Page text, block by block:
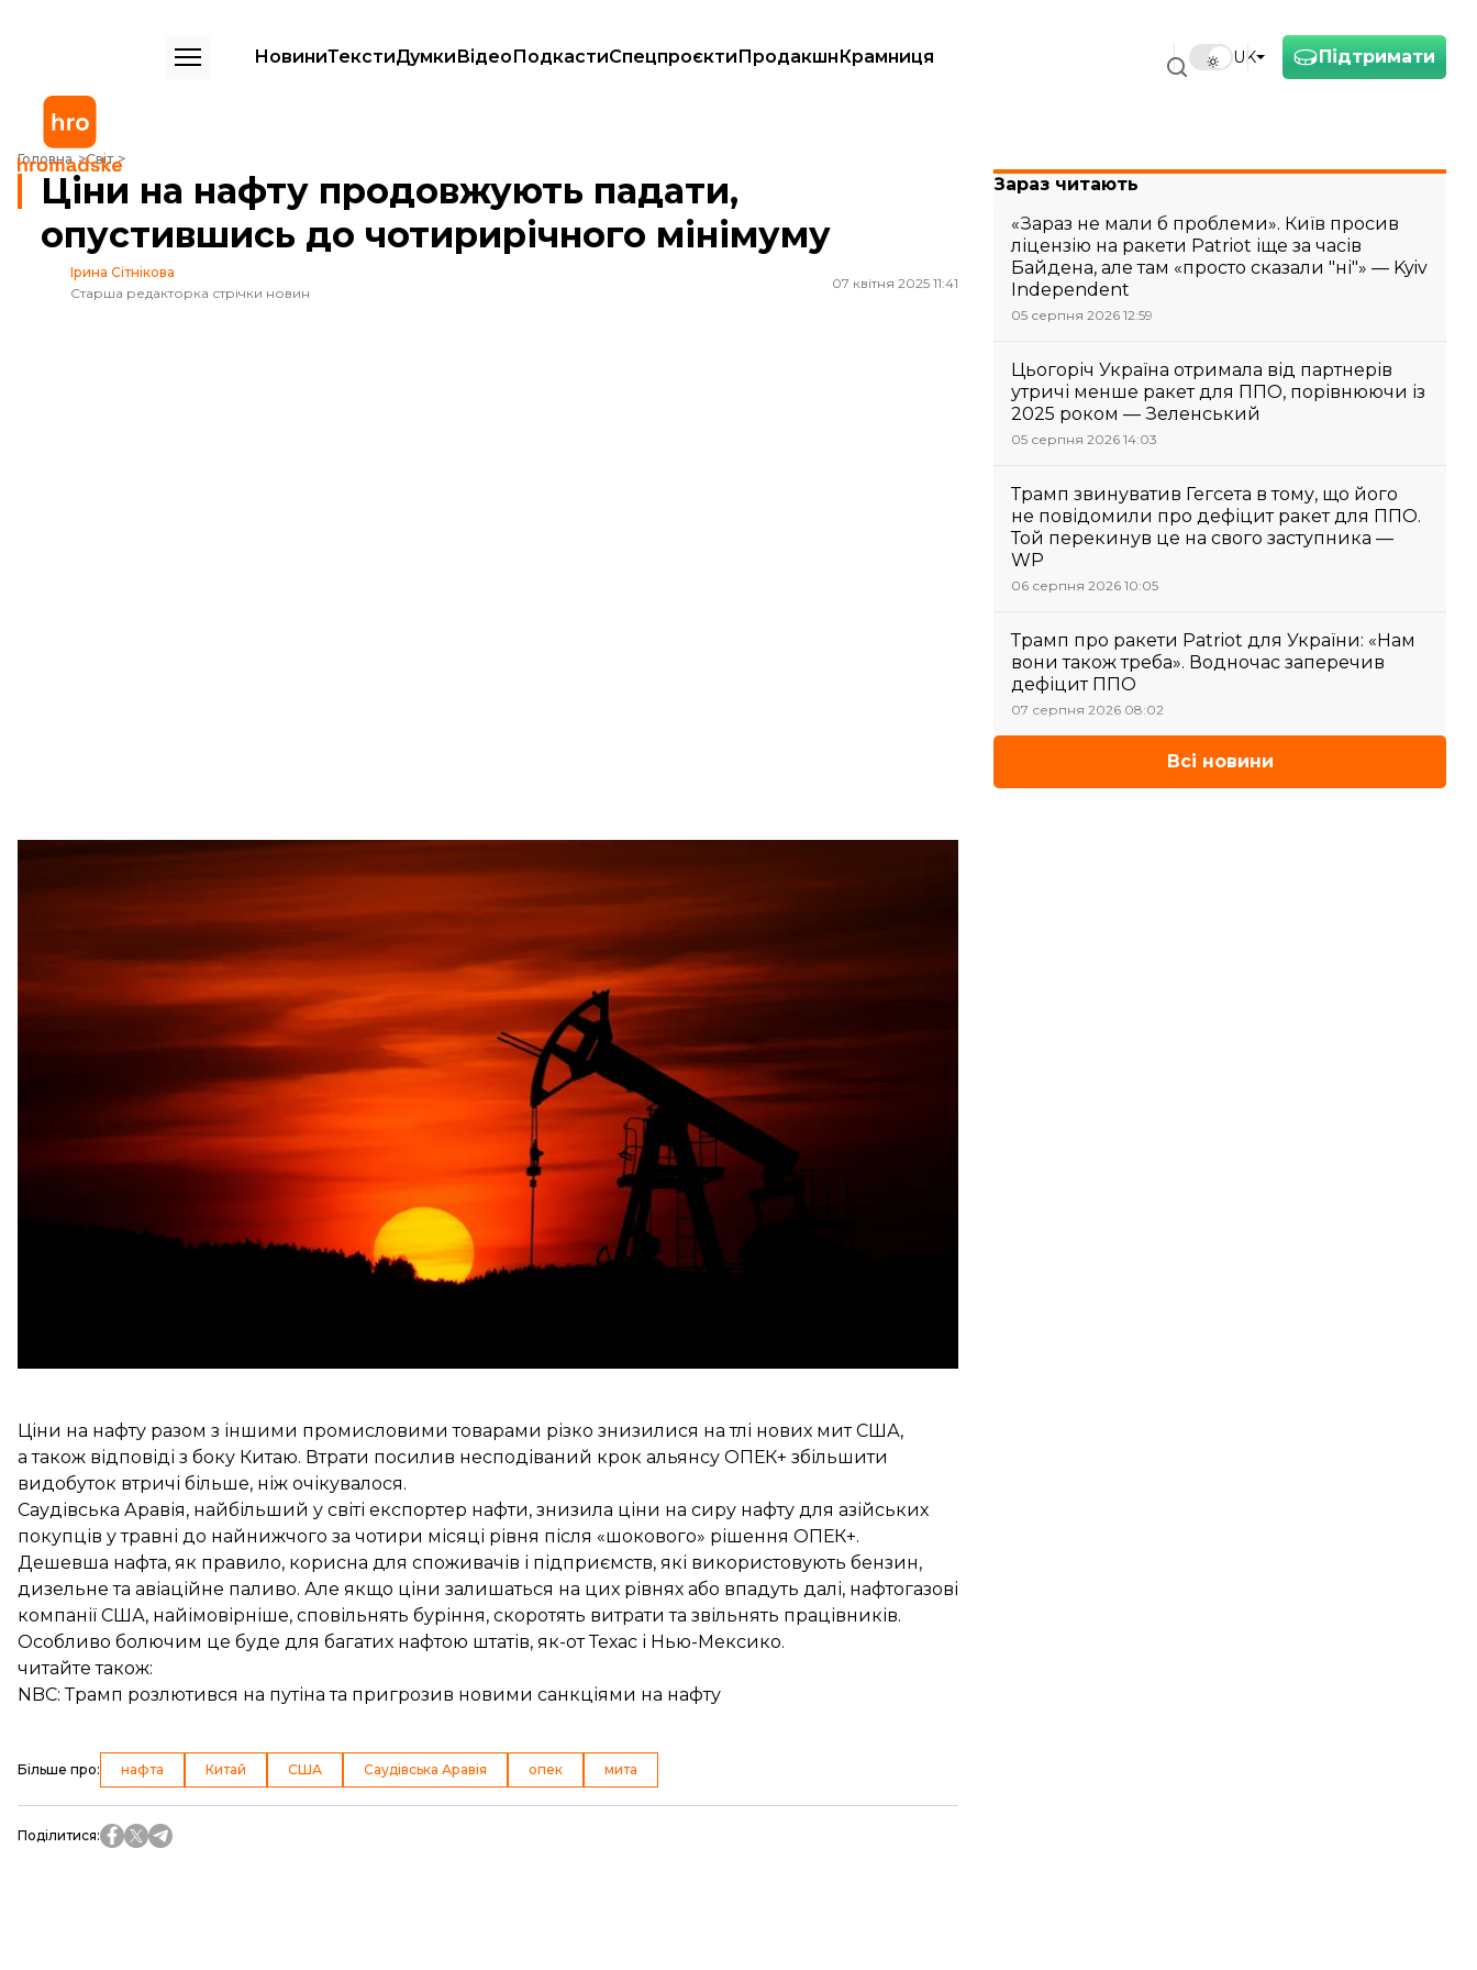
Підтримати
UK
НовиниТекстиДумкиВідеоПодкастиСпецпроєктиПродакшнКрамниця
Головна Світ
Ціни на нафту продовжують падати, опустившись до чотирирічного мінімуму
Ціни на нафту продовжують падати,
опустившись до чотирирічного мінімуму
Ірина Сітнікова
Старша редакторка стрічки новин
07 квітня 2025 11:41
Ціни на нафту в США різко впали, ненадовго опустившись нижче за 60 доларів за барель.
Про це пишутьReuters,Bloomberg,Wall Street Journal.
Ф’ючерси на
West Texas Intermediate
впали до мінімуму з квітня 2021 року — до 63,01 долара
за барель та до 59,49 долара за барель відповідно. Нині сира нафта коштує приблизно на 15% менше,
ніж до оголошення президентом США Дональдом Трампом нових мит.
«Ринки починають тиждень, усе ще охоплені панікою. Ніхто не наважується визначити дно і стати
на шляху цунамі продажів»
, — сказала Вандана Харі, засновницяVanda Insights.
Ціни на нафту разом з іншими промисловими товарами різко знизилися на тлі нових мит США,
а також відповіді з боку Китаю. Втрати посилив несподіваний крок альянсу ОПЕК+ збільшити
видобуток втричі більше, ніж очікувалося.
Саудівська Аравія, найбільший у світі експортер нафти, знизила ціни на сиру нафту для азійських
покупців у травні до найнижчого за чотири місяці рівня після «шокового» рішення ОПЕК+.
Дешевша нафта, як правило, корисна для споживачів і підприємств, які використовують бензин,
дизельне та авіаційне паливо. Але якщо ціни залишаться на цих рівнях або впадуть далі, нафтогазові
компанії США, найімовірніше, сповільнять буріння, скоротять витрати та звільнять працівників.
Особливо болючим це буде для багатих нафтою штатів, як-от Техас і Нью-Мексико.
читайте також:
NBC: Трамп розлютився на путіна та пригрозив новими санкціями на нафту
Більше про: нафта Китай США Саудівська Аравія опек мита
Поділитися:
Зараз читають
«Зараз не мали б проблеми». Київ просив
ліцензію на ракети Patriot іще за часів
Байдена, але там «просто сказали "ні"» — Kyiv
Independent
05 серпня 2026 12:59
Цьогоріч Україна отримала від партнерів
утричі менше ракет для ППО, порівнюючи із
2025 роком — Зеленський
05 серпня 2026 14:03
Трамп звинуватив Гегсета в тому, що його
не повідомили про дефіцит ракет для ППО.
Той перекинув це на свого заступника —
WP
06 серпня 2026 10:05
Трамп про ракети Patriot для України: «Нам
вони також треба». Водночас заперечив
дефіцит ППО
07 серпня 2026 08:02
Всі новини